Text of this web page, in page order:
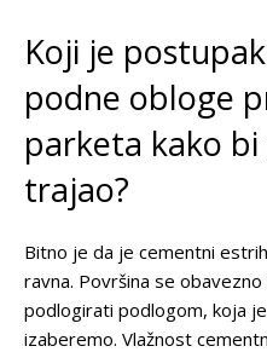
Koji je
podne obloge
parketa kako
trajao?
Bitno je da je cementni
ravna. Površina se
podlogirati podlogom, koja
izaberemo. Vlažnost